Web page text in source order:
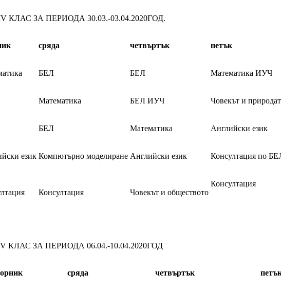
ЗА ПЕРИОДА 30.03.-03.04.2020ГОД.
сряда четвъртък петък
БЕЛ БЕЛ Математика ИУЧ
Математика БЕЛ ИУЧ Човекът и
БЕЛ Математика Английски език
език Компютърно моделиране Английски език Консултация по
Консултация Човекът и обществото
Консултация
ЗА ПЕРИОДА 06.04.-10.04.2020ГОД
сряда четвъртък